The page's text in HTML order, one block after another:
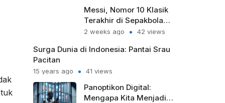
Messi, Nomor 10 Klasik
Terakhir di Sepakbola
Modern
2 weeks ago 42 views
Surga Dunia di Indonesia: Pantai Srau
Pacitan
15 years ago 41 views
Panoptikon Digital:
Mengapa Kita Menjadi